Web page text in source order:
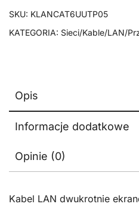
SKU: KLANCAT6UUTP05
KATEGORIA: Sieci/Kable/LAN/
Opis
Informacje dodatkowe
Opinie (0)
Kabel LAN dwukrotnie